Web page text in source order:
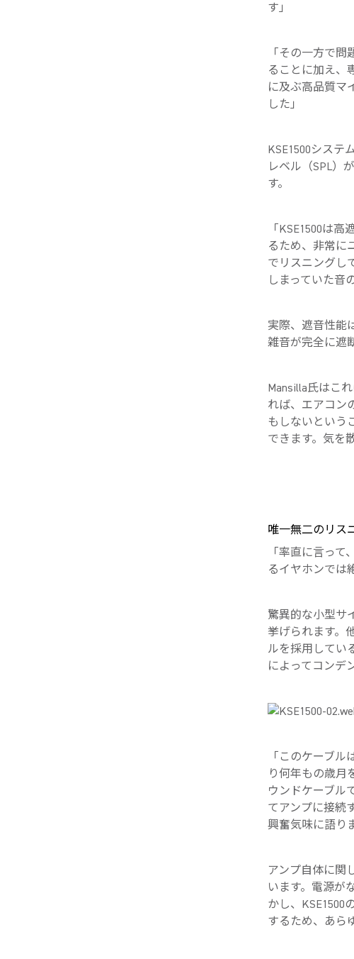
す」
「その一方で
ることに加え、
に及ぶ高品質マ
した」
KSE1500システ
レベル（SPL）
す。
「KSE1500は
るため、非常に
でリスニングし
しまっていた音
実際、遮音性能
雑音が完全に遮
Mansilla氏はこ
れば、エアコン
もしないという
できます。気を
唯一無二のリス
「率直に言っ
るイヤホンでは
驚異的な小型サ
挙げられます。
ルを採用してい
によってコンデ
「このケーブ
り何年もの歳月
ウンドケーブル
てアンプに接続
興奮気味に語り
アンプ自体に関
います。電源が
かし、KSE1500
するため、あら